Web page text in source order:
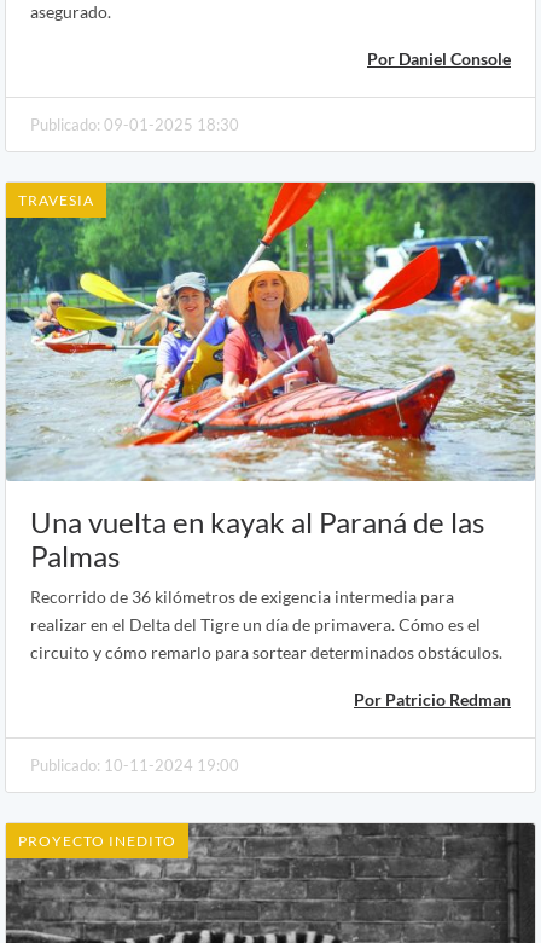
asegurado.
Por Daniel Console
Publicado: 09-01-2025 18:30
TRAVESIA
Una vuelta en kayak al Paraná de las
Palmas
Recorrido de 36 kilómetros de exigencia intermedia para
realizar en el Delta del Tigre un día de primavera. Cómo es el
circuito y cómo remarlo para sortear determinados obstáculos.
Por Patricio Redman
Publicado: 10-11-2024 19:00
PROYECTO INEDITO